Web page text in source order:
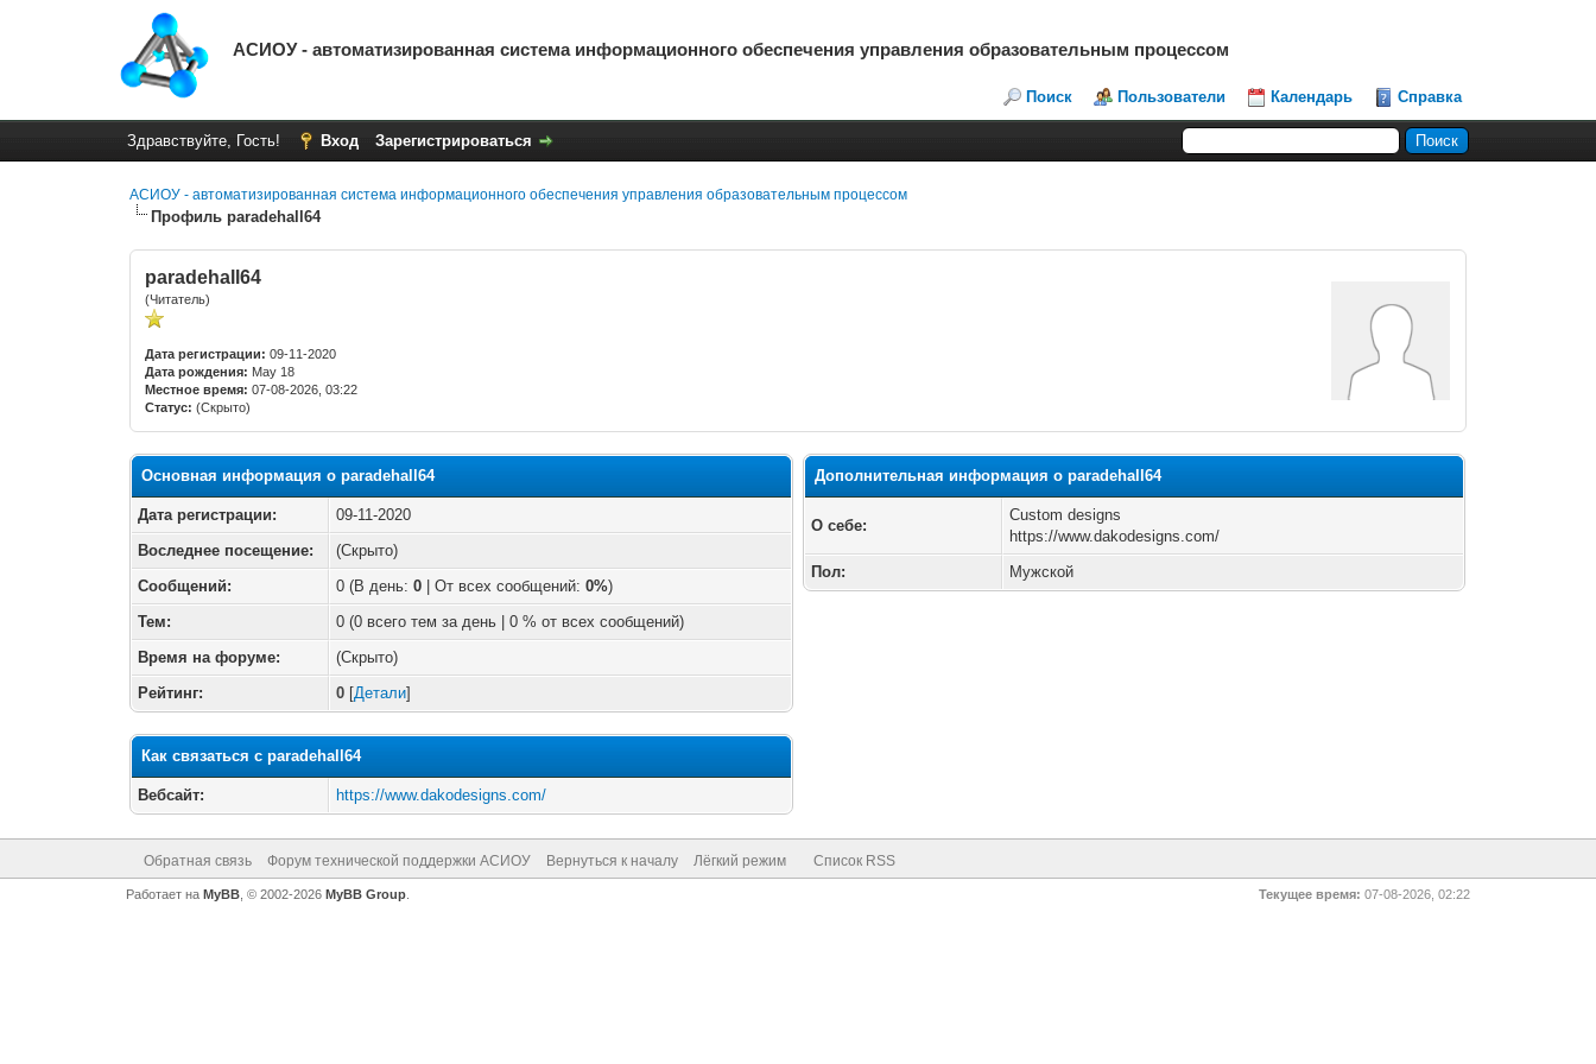
АСИОУ - автоматизированная система информационного обеспечения управления образовательным процессом
Поиск Пользователи Календарь Справка
Здравствуйте, Гость! Вход Зарегистрироваться
АСИОУ - автоматизированная система информационного обеспечения управления образовательным процессом
Профиль paradehall64
paradehall64
(Читатель)
Дата регистрации: 09-11-2020
Дата рождения: May 18
Местное время: 07-08-2026, 03:22
Статус: (Скрыто)
Основная информация о paradehall64
Дата регистрации:
09-11-2020
Воследнее посещение:
(Скрыто)
Сообщений:
0 (В день:0 | От всех сообщений:0%)
Тем:
0 (0 всего тем за день | 0 % от всех сообщений)
Время на форуме:
(Скрыто)
Рейтинг:
0 [Детали]
Как связаться с paradehall64
Вебсайт: https://www.dakodesigns.com/
Дополнительная информация о paradehall64
О себе:
Custom designs
https://www.dakodesigns.com/
Пол:
Мужской
Обратная связь Форум технической поддержки АСИОУ Вернуться к началу Лёгкий режим Список RSS
Текущее время: 07-08-2026, 02:22
Работает на MyBB, © 2002-2026 MyBB Group.